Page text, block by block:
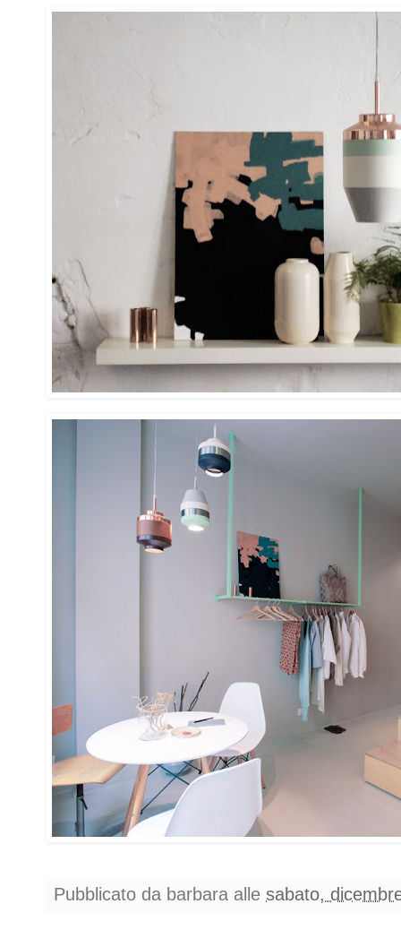
Pubblicato da barbara alle sabato,